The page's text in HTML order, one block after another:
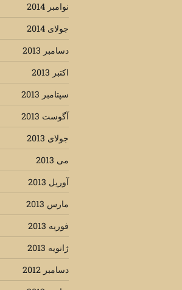
نوامبر 2014
جولای 2014
دسامبر 2013
اکتبر 2013
سپتامبر 2013
آگوست 2013
جولای 2013
می 2013
آوریل 2013
مارس 2013
فوریه 2013
ژانویه 2013
دسامبر 2012